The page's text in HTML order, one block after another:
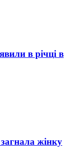
в річці в
жінку